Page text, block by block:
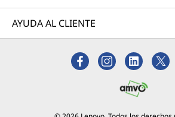
AYUDA AL CLIENTE